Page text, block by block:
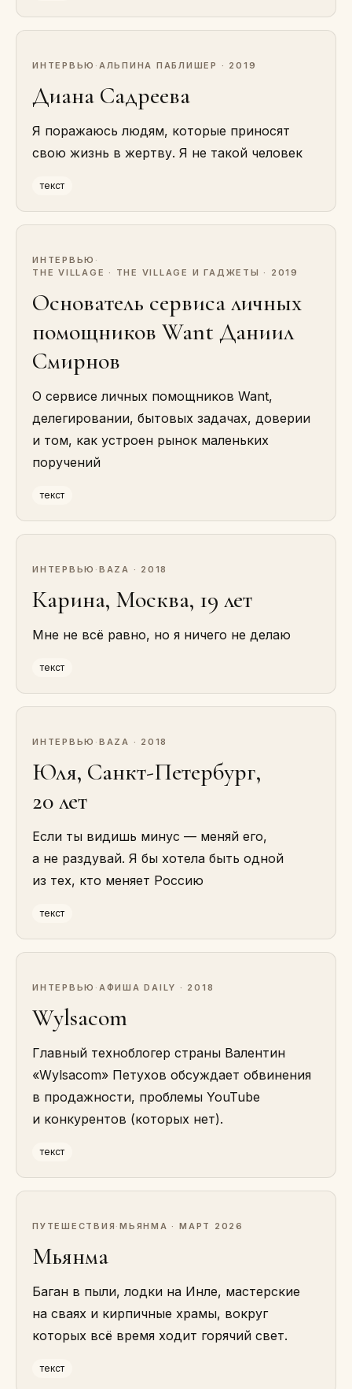
ИНТЕРВЬЮ · АЛЬПИНА ПАБЛИШЕР · 2019
Диана Садреева
Я поражаюсь людям, которые приносят
свою жизнь в жертву. Я не такой человек
текст
ИНТЕРВЬЮ ·
THE VILLAGE · THE VILLAGE И ГАДЖЕТЫ · 2019
Основатель сервиса личных
помощников Want Даниил
Смирнов
О сервисе личных помощников Want,
делегировании, бытовых задачах, доверии
и том, как устроен рынок маленьких
поручений
текст
ИНТЕРВЬЮ · BAZA · 2018
Карина, Москва, 19 лет
Мне не всё равно, но я ничего не делаю
текст
ИНТЕРВЬЮ · BAZA · 2018
Юля, Санкт-Петербург,
20 лет
Если ты видишь минус — меняй его,
а не раздувай. Я бы хотела быть одной
из тех, кто меняет Россию
текст
ИНТЕРВЬЮ · АФИША DAILY · 2018
Wylsacom
Главный техноблогер страны Валентин
«Wylsacom» Петухов обсуждает обвинения
в продажности, проблемы YouTube
и конкурентов (которых нет).
текст
ПУТЕШЕСТВИЯ ·МЬЯНМА · МАРТ 2026
Мьянма
Баган в пыли, лодки на Инле, мастерские
на сваях и кирпичные храмы, вокруг
которых всё время ходит горячий свет.
текст